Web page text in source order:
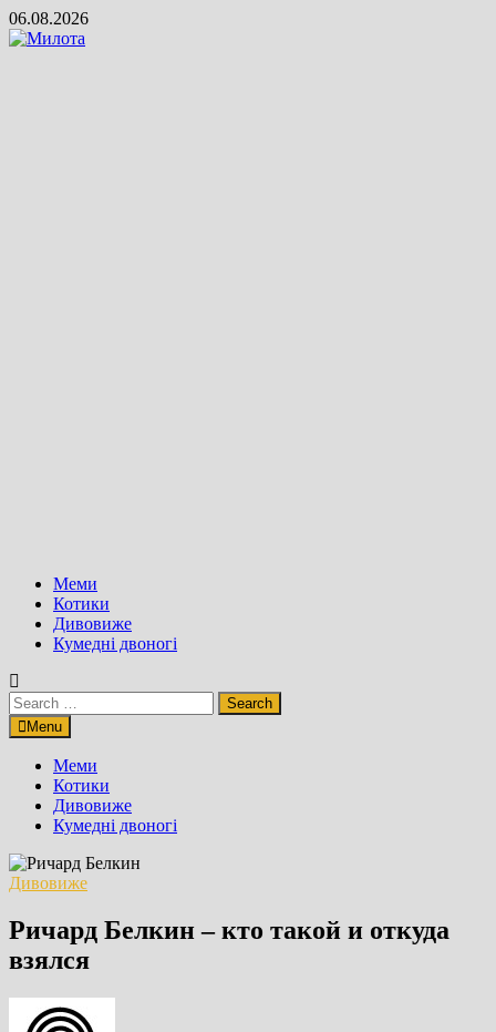
Skip
to
06.08.2026
Меми
Котики
Дивовиже
Кумедні двоногі
Search
for:Menu
Меми
Котики
Дивовиже
Кумедні двоногі
Дивовиже
Ричард Белкин – кто такой и откуда
взялся